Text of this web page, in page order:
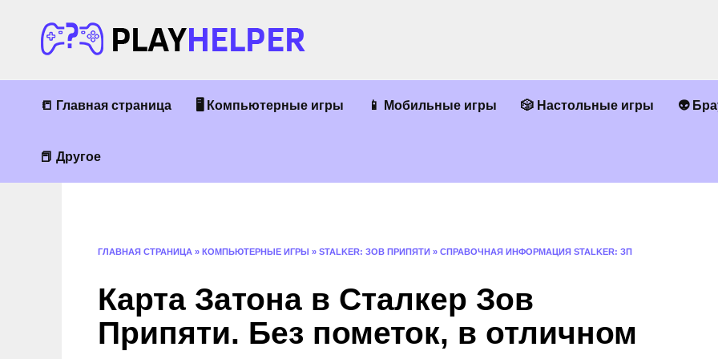
содержанию
📒 Главная страница 🖥 Компьютерные игры 📱 Мобильные игры 🎲 Настольные игры 👽
📕 Другое
ГЛАВНАЯ СТРАНИЦА » КОМПЬЮТЕРНЫЕ ИГРЫ » STALKER: ЗОВ ПРИПЯТИ » СПРАВОЧНАЯ ИНФОРМАЦИЯ STALKER: ЗП
Карта Затона в Сталкер Зов
Припяти. Без пометок, в отличном